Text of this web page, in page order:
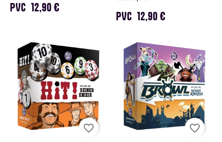
PVC 12,90 €
PVC 12,90 €
favorite_border favorite_border